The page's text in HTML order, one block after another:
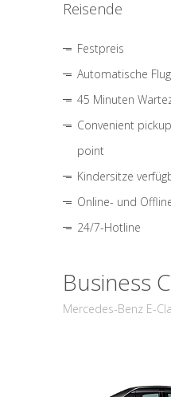
Reisende
Festpreis
Automatische
45 Minuten
Convenient
point
Kindersitze
Online- und
24/7-Hotline
Business
Mercedes-Benz E-